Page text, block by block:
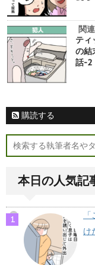
関
ティ
の結
話-2
購読する
本日の人気記
け